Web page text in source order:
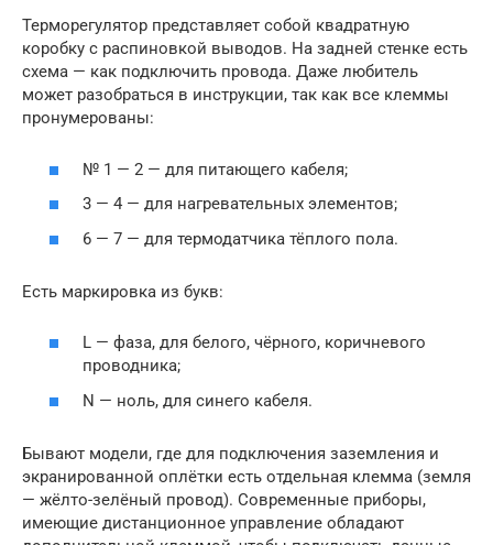
Терморегулятор представляет собой квадратную
коробку с распиновкой выводов. На задней стенке есть
схема — как подключить провода. Даже любитель
может разобраться в инструкции, так как все клеммы
пронумерованы:
№ 1 — 2 — для питающего кабеля;
3 — 4 — для нагревательных элементов;
6 — 7 — для термодатчика тёплого пола.
Есть маркировка из букв:
L — фаза, для белого, чёрного, коричневого
проводника;
N — ноль, для синего кабеля.
Бывают модели, где для подключения заземления и
экранированной оплётки есть отдельная клемма (земля
— жёлто-зелёный провод). Современные приборы,
имеющие дистанционное управление обладают